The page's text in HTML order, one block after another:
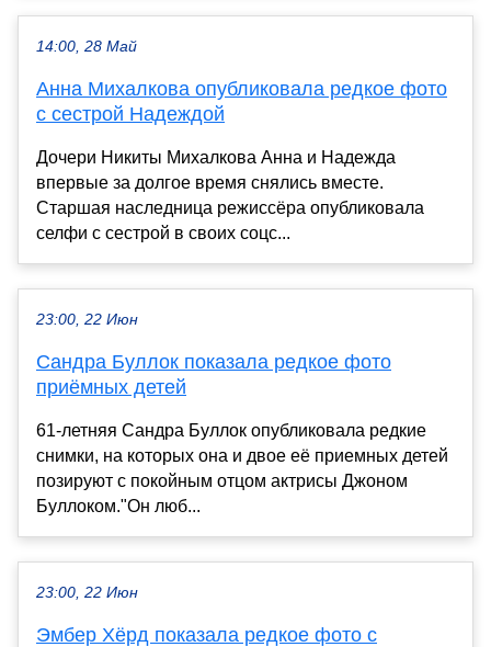
14:00, 28 Май
Анна Михалкова опубликовала редкое фото
с сестрой Надеждой
Дочери Никиты Михалкова Анна и Надежда
впервые за долгое время снялись вместе.
Старшая наследница режиссёра опубликовала
селфи с сестрой в своих соцс...
23:00, 22 Июн
Сандра Буллок показала редкое фото
приёмных детей
61-летняя Сандра Буллок опубликовала редкие
снимки, на которых она и двое её приемных детей
позируют с покойным отцом актрисы Джоном
Буллоком."Он люб...
23:00, 22 Июн
Эмбер Хёрд показала редкое фото с